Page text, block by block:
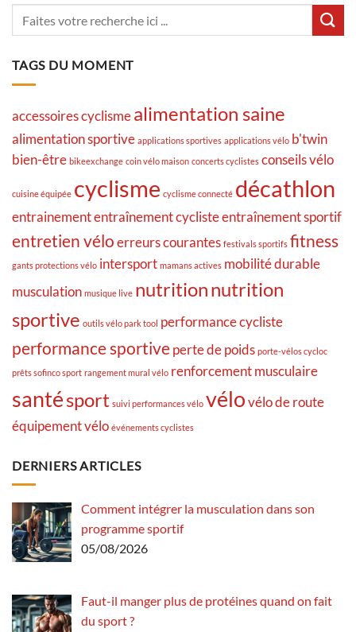
TAGS DU MOMENT
accessoires cyclismealimentation saine
alimentation sportive applications sportives applications vélo b'twin
bien-être bikeexchange coin vélo maison concerts cyclistes conseils vélo
cuisine équipée cyclisme cyclisme connecté décathlon
entrainemententraînement cyclisteentraînement sportif
entretien véloerreurs courantes festivals sportifs fitness
gants protections vélo intersport mamans actives mobilité durable
musculation musique live nutritionnutrition
sportive outils vélo park tool performance cycliste
performance sportiveperte de poids porte-vélos cycloc
prêts sofinco sport rangement mural vélo renforcement musculaire
santésport suivi performances vélo vélovélo de route
équipement vélo événements cyclistes
DERNIERS ARTICLES
Comment intégrer la musculation dans son
programme sportif
05/08/2026
Faut-il manger plus de protéines quand on fait
du sport ?